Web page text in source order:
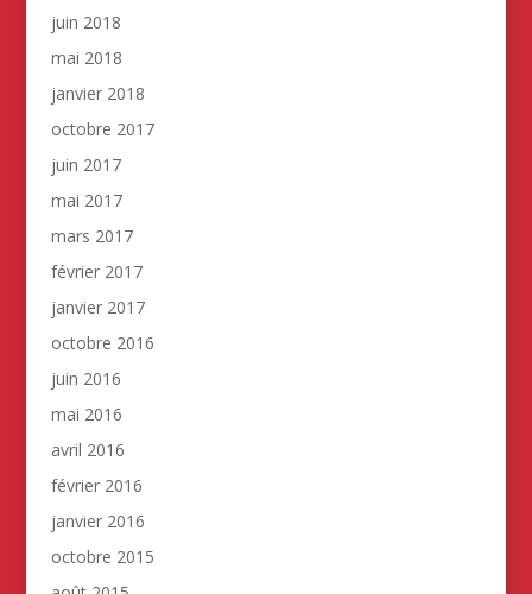
juin 2018
mai 2018
janvier 2018
octobre 2017
juin 2017
mai 2017
mars 2017
février 2017
janvier 2017
octobre 2016
juin 2016
mai 2016
avril 2016
février 2016
janvier 2016
octobre 2015